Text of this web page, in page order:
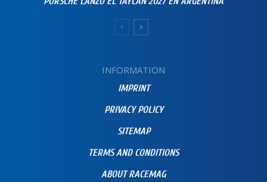
INFORMATION
IMPRINT
PRIVACY POLICY
SITEMAP
TERMS AND CONDITIONS
ABOUT RACEMAG